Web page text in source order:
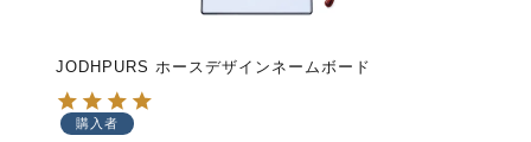
JODHPURS ホースデザインネームボード
購入者